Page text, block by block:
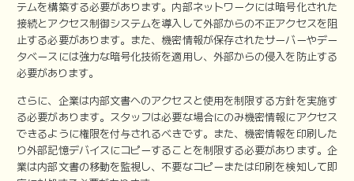
テムを構築する必要があります。内部ネットワークには暗号化された
接続とアクセス制御システムを導入して外部からの不正アクセスを阻
止する必要があります。また、機密情報が保存されたサーバーやデー
タベースには強力な暗号化技術を適用し、外部からの侵入を防止する
必要があります。
さらに、企業は内部文書へのアクセスと使用を制限する方針を実施す
る必要があります。スタッフは必要な場合にのみ機密情報にアクセス
できるように権限を付与されるべきです。また、機密情報を印刷した
り外部記憶デバイスにコピーすることを制限する必要があります。企
業は内部文書の移動を監視し、不要なコピーまたは印刷を検知して即